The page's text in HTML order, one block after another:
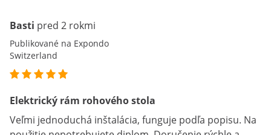
Basti pred 2 rokmi
Publikované na Expondo
Switzerland
Elektrický rám rohového stola
Veľmi jednoduchá inštalácia, funguje podľa popisu. Na